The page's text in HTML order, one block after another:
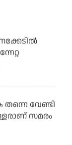
വേണ്ടി
സമരം